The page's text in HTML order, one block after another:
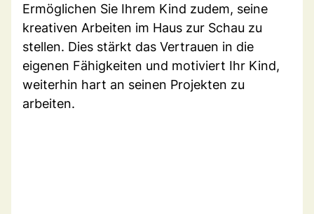
Ermöglichen Sie Ihrem Kind zudem, seine
kreativen Arbeiten im Haus zur Schau zu
stellen. Dies stärkt das Vertrauen in die
eigenen Fähigkeiten und motiviert Ihr Kind,
weiterhin hart an seinen Projekten zu
arbeiten.